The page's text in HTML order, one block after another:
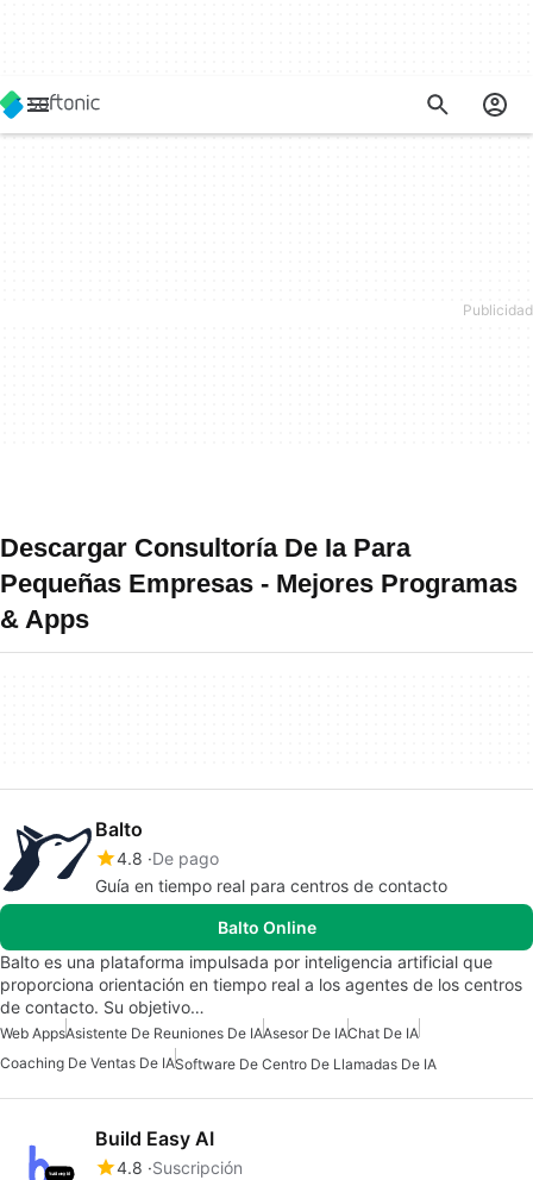
Descargar Consultoría De Ia Para
Pequeñas Empresas - Mejores Programas
& Apps
Balto
4.8 De pago
Guía en tiempo real para centros de contacto
Balto Online
Balto es una plataforma impulsada por inteligencia artificial que
proporciona orientación en tiempo real a los agentes de los centros
de contacto. Su objetivo…
Web AppsAsistente De Reuniones De IAAsesor De IAChat De IA
Coaching De Ventas De IASoftware De Centro De Llamadas De IA
Build Easy AI
4.8 Suscripción